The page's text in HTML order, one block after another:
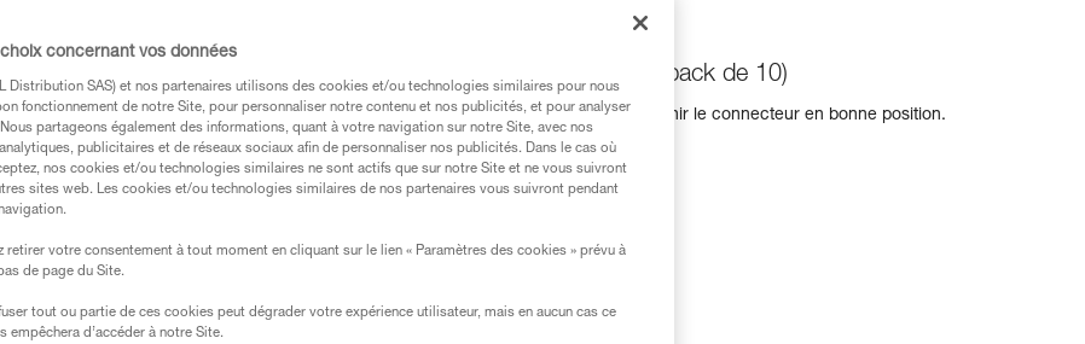
Bague de maintien de connecteur (pack de 10)
La bague de maintien TANGA permet de maintenir le connecteur en bonne position.
Trouvez un revendeur
choix concernant vos données
Distribution SAS) et nos partenaires utilisons des cookies et/ou technologies similaires pour nous
fonctionnement de notre Site, pour personnaliser notre contenu et nos publicités, et pour analyser
partageons également des informations, quant à votre navigation sur notre Site, avec nos
publicitaires et de réseaux sociaux afin de personnaliser nos publicités. Dans le cas où
nos cookies et/ou technologies similaires ne sont actifs que sur notre Site et ne vous suivront
sites web. Les cookies et/ou technologies similaires de nos partenaires vous suivront pendant
retirer votre consentement à tout moment en cliquant sur le lien « Paramètres des cookies » prévu à
de page du Site.
tout ou partie de ces cookies peut dégrader votre expérience utilisateur, mais en aucun cas ce
empêchera d’accéder à notre Site.